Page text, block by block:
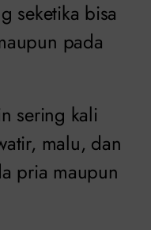
seketika bisa
pada
sering kali
malu, dan
pria maupun